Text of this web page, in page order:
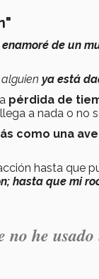
de un
ya está
pérdida de
a nada o no
como una
hasta que
hasta que mi
he usado